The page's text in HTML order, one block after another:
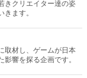
取材し、ゲームが日本
響を探る企画です。
トピック・タイトルを
識者による解説を掲